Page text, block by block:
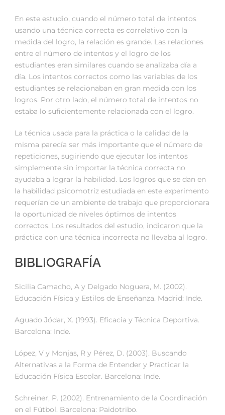
En este estudio, cuando el número total de intentos
usando una técnica correcta es correlativo con la
medida del logro, la relación es grande. Las relaciones
entre el número de intentos y el logro de los
estudiantes eran similares cuando se analizaba día a
día. Los intentos correctos como las variables de los
estudiantes se relacionaban en gran medida con los
logros. Por otro lado, el número total de intentos no
estaba lo suficientemente relacionada con el logro.
La técnica usada para la práctica o la calidad de la
misma parecía ser más importante que el número de
repeticiones, sugiriendo que ejecutar los intentos
simplemente sin importar la técnica correcta no
ayudaba a lograr la habilidad. Los logros que se dan en
la habilidad psicomotriz estudiada en este experimento
requerían de un ambiente de trabajo que proporcionara
la oportunidad de niveles óptimos de intentos
correctos. Los resultados del estudio, indicaron que la
práctica con una técnica incorrecta no llevaba al logro.
BIBLIOGRAFÍA
Sicilia Camacho, A y Delgado Noguera, M. (2002).
Educación Física y Estilos de Enseñanza. Madrid: Inde.
Aguado Jódar, X. (1993). Eficacia y Técnica Deportiva.
Barcelona: Inde.
López, V y Monjas, R y Pérez, D. (2003). Buscando
Alternativas a la Forma de Entender y Practicar la
Educación Física Escolar. Barcelona: Inde.
Schreiner, P. (2002). Entrenamiento de la Coordinación
en el Fútbol. Barcelona: Paidotribo.